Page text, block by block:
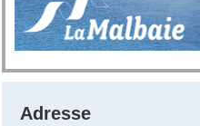
Adresse